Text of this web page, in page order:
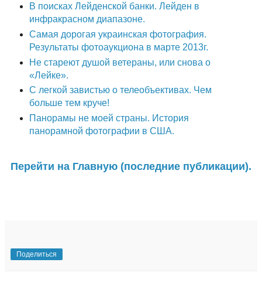
В поисках Лейденской банки. Лейден в
инфракрасном диапазоне.
Самая дорогая украинская фотография.
Результаты фотоаукциона в марте 2013г.
Не стареют душой ветераны, или снова о
«Лейке».
С легкой завистью о телеобъективах. Чем
больше тем круче!
Панорамы не моей страны. История
панорамной фотографии в США.
Перейти на Главную (последние публикации).
Поделиться